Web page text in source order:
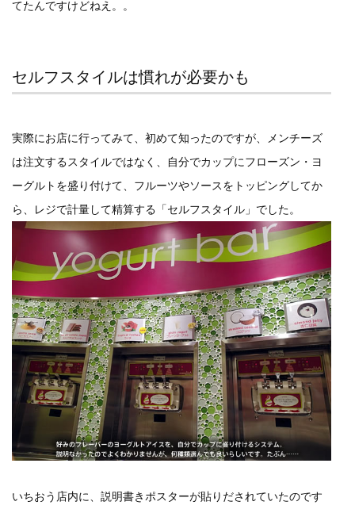
てたんですけどねえ。。
セルフスタイルは慣れが必要かも
実際にお店に行ってみて、初めて知ったのですが、メンチーズ
は注文するスタイルではなく、自分でカップにフローズン・ヨ
ーグルトを盛り付けて、フルーツやソースをトッピングしてか
ら、レジで計量して精算する「セルフスタイル」でした。
いちおう店内に、説明書きポスターが貼りだされていたのです